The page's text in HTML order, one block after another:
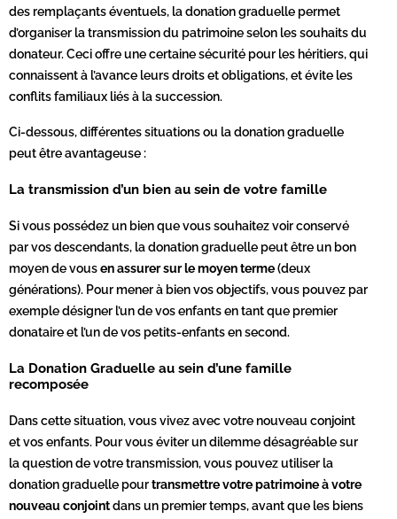
des remplaçants éventuels, la donation graduelle permet
d’organiser la transmission du patrimoine selon les souhaits du
donateur. Ceci offre une certaine sécurité pour les héritiers, qui
connaissent à l’avance leurs droits et obligations, et évite les
conflits familiaux liés à la succession.
Ci-dessous, différentes situations ou la donation graduelle
peut être avantageuse :
La transmission d’un bien au sein de votre famille
Si vous possédez un bien que vous souhaitez voir conservé
par vos descendants, la donation graduelle peut être un bon
moyen de vousen assurer sur le moyen terme(deux
générations). Pour mener à bien vos objectifs, vous pouvez par
exemple désigner l’un de vos enfants en tant que premier
donataire et l’un de vos petits-enfants en second.
La Donation Graduelle au sein d’une famille
recomposée
Dans cette situation, vous vivez avec votre nouveau conjoint
et vos enfants. Pour vous éviter un dilemme désagréable sur
la question de votre transmission, vous pouvez utiliser la
donation graduelle pourtransmettre votre patrimoine à votre
nouveau conjointdans un premier temps, avant que les biens